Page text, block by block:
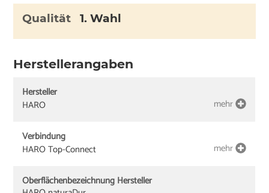
Qualität 1. Wahl
Herstellerangaben
Hersteller
HARO
mehr
Verbindung
HARO Top-Connect
mehr
Oberflächenbezeichnung Hersteller